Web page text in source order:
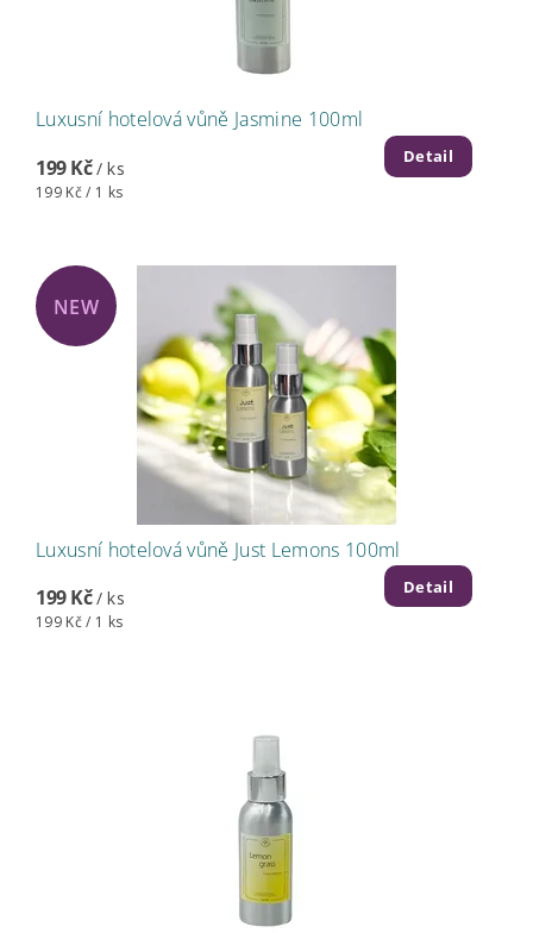
Luxusní hotelová vůně Jasmine 100ml
199 Kč/ ks
199 Kč / 1 ks
Detail
NEW
Luxusní hotelová vůně Just Lemons 100ml
199 Kč/ ks
199 Kč / 1 ks
Detail